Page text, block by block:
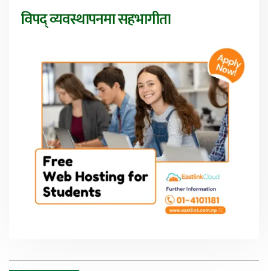
विपद् व्यवस्थापनमा सहभागीता